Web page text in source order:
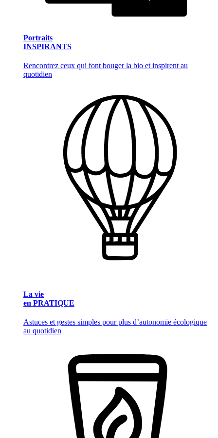
Portraits
INSPIRANTS
Rencontrez ceux qui font bouger la bio et inspirent au
quotidien
La vie
en PRATIQUE
Astuces et gestes simples pour plus d’autonomie écologique
au quotidien